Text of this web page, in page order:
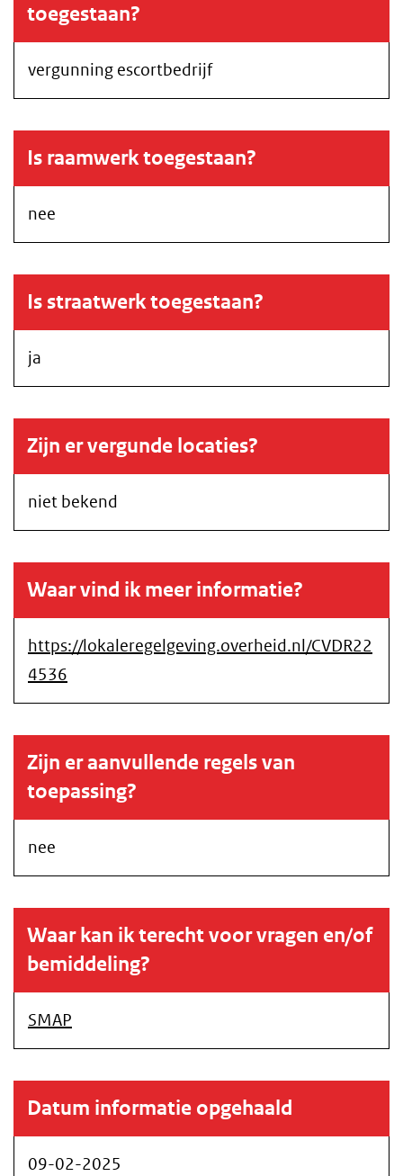
toegestaan?
vergunning escortbedrijf
Is raamwerk toegestaan?
nee
Is straatwerk toegestaan?
ja
Zijn er vergunde locaties?
niet bekend
Waar vind ik meer informatie?
https://lokaleregelgeving.overheid.nl/CVDR22
4536
Zijn er aanvullende regels van
toepassing?
nee
Waar kan ik terecht voor vragen en/of
bemiddeling?
SMAP
Datum informatie opgehaald
09-02-2025